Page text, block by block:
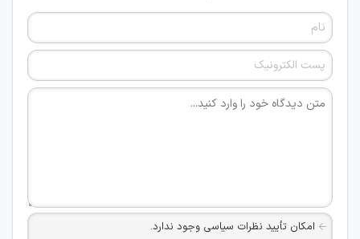
امکان تأیید نظرات سیاسی وجود ندارد.